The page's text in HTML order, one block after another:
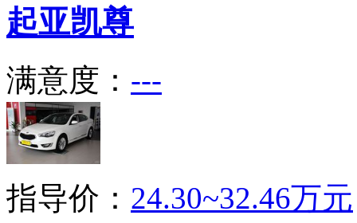
起亚凯尊
满意度： ---
指导价： 24.30~32.46万元